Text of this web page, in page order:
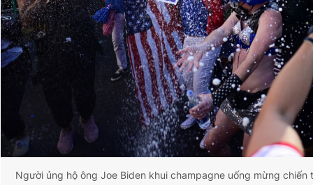
Người ủng hộ ông Joe Biden khui champagne uống mừng chiến